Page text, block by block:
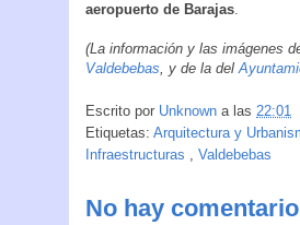
aeropuerto de Barajas.
(La información y las imágenes
Valdebebas, y de la del
Escrito por Unknown a las 22:01
Etiquetas: Arquitectura y
Infraestructuras
Valdebebas
No hay